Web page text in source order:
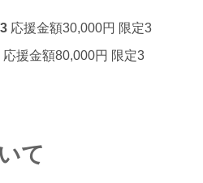
応援金額30,000円 限定3
応援金額80,000円 限定3
て